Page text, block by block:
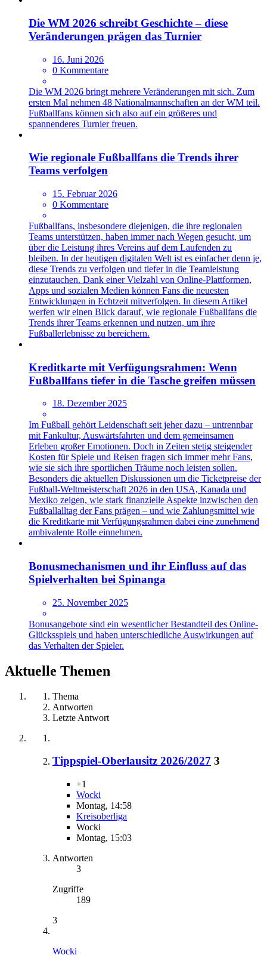
Die WM 2026 schreibt Geschichte – diese
Veränderungen prägen das Turnier
16. Juni 2026
0 Kommentare
Die WM 2026 bringt mehrere Veränderungen mit sich. Zum
ersten Mal nehmen 48 Nationalmannschaften an der WM teil.
Fußballfans können sich also auf ein größeres und
spannenderes Turnier freuen.
Wie regionale Fußballfans die Trends ihrer
Teams verfolgen
15. Februar 2026
0 Kommentare
Fußballfans, insbesondere diejenigen, die ihre regionalen
Teams unterstützen, haben immer nach Wegen gesucht, um
über die Leistung ihres Vereins auf dem Laufenden zu
bleiben. In der heutigen digitalen Welt ist es einfacher denn je,
diese Trends zu verfolgen und tiefer in die Teamleistung
einzutauchen. Dank einer Vielzahl von Online-Plattformen,
Apps und sozialen Medien können Fans die neuesten
Entwicklungen in Echtzeit mitverfolgen. In diesem Artikel
werfen wir einen Blick darauf, wie regionale Fußballfans die
Trends ihrer Teams erkennen und nutzen, um ihre
Fußballerlebnisse zu bereichern.
Kreditkarte mit Verfügungsrahmen: Wenn
Fußballfans tiefer in die Tasche greifen müssen
18. Dezember 2025
Im Fußball gehört Leidenschaft seit jeher dazu – untrennbar
mit Fankultur, Auswärtsfahrten und dem gemeinsamen
Erleben großer Emotionen. Doch in Zeiten stetig steigender
Kosten für Spiele und Reisen fragen sich immer mehr Fans,
wie sie sich ihre sportlichen Träume noch leisten sollen.
Besonders die aktuellen Diskussionen um die Ticketpreise der
Fußball-Weltmeisterschaft 2026 in den USA, Kanada und
Mexiko zeigen, wie stark finanzielle Aspekte inzwischen den
Fußballalltag der Fans prägen – und wie Zahlungsmittel wie
die Kreditkarte mit Verfügungsrahmen dabei eine zunehmend
ambivalente Rolle einnehmen.
Bonusmechanismen und ihr Einfluss auf das
Spielverhalten bei Spinanga
25. November 2025
Bonusangebote sind ein wesentlicher Bestandteil des Online-
Glücksspiels und haben unterschiedliche Auswirkungen auf
das Verhalten der Spieler.
Aktuelle Themen
Thema
Antworten
Letzte Antwort
Tippspiel-Oberlausitz 2026/2027 3
+1
Wocki
Montag, 14:58
Kreisoberliga
Wocki
Montag, 15:03
Antworten
3
Zugriffe
189
3
Wocki